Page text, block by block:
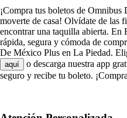
¡Compra tus boletos de
moverte de casa! Olvídate de las
encontrar una taquilla abierta. En
rápida, segura y cómoda de
De México Plus en La Piedad.
aquí
o descarga nuestra app
seguro y recibe tu boleto.